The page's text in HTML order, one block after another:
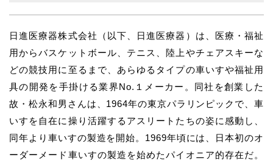
日進医療器株式会社（以下、日進医療器）は、医療・福祉
用からバスケットボール、テニス、陸上やチェアスキーな
どの競技用に至るまで、あらゆるタイプの車いすや福祉用
具の開発を手掛ける業界No.１メーカー。同社を創業した
故・松永和男さんは、1964年の東京パラリンピックで、車
いすを自在に操り活躍するアスリートたちの姿に感動し、
同年より車いすの製造を開始。1969年頃には、日本初のオ
ーダーメード車いすの製造を始めたパイオニア的存在だ。